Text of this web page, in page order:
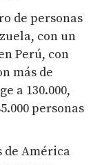
de personas
con un
Perú, con
más de
a 130.000,
personas
de América